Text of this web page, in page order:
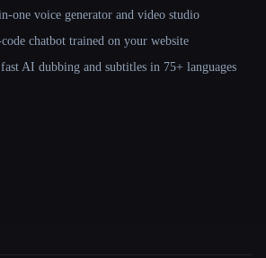
one voice generator and video studio
chatbot trained on your website
AI dubbing and subtitles in 75+ languages